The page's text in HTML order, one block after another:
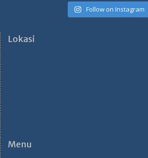
Follow on Instagram
Lokasi
Menu